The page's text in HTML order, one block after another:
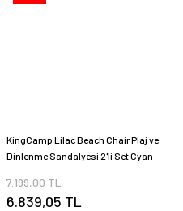
KingCamp Lilac Beach Chair Plaj ve
Dinlenme Sandalyesi 2'li Set Cyan
7.199,00 TL
6.839,05 TL